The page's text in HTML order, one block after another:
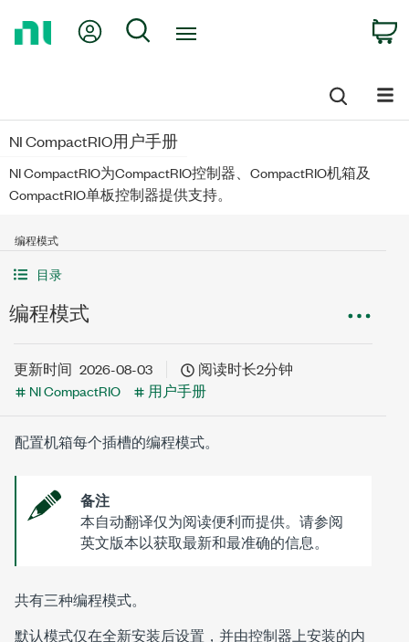
My Account
Search
NI CompactRIO用户手册
NI CompactRIO为CompactRIO控制器、CompactRIO机箱及
CompactRIO单板控制器提供支持。
编程模式
目录
编程模式
更新时间 2026-08-03
阅读时长2分钟
NI CompactRIO
用户手册
配置机箱每个插槽的编程模式。
备注
本自动翻译仅为阅读便利而提供。请参阅
英文版本以获取最新和最准确的信息。
共有三种编程模式。
默认模式仅在全新安装后设置，并由控制器上安装的内